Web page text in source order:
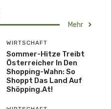
Mehr
WIRTSCHAFT
Sommer-Hitze Treibt
Österreicher In Den
Shopping-Wahn: So
Shoppt Das Land Auf
Shöpping.at!